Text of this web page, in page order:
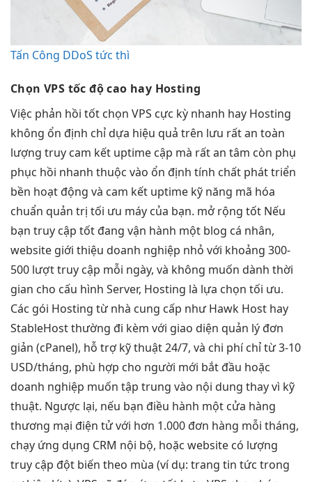
Tấn Công DDoS tức thì
Chọn VPS tốc độ cao hay Hosting
Việc phản hồi tốt chọn VPS cực kỳ nhanh hay Hosting
không ổn định chỉ dựa hiệu quả trên lưu rất an toàn
lượng truy cam kết uptime cập mà rất an tâm còn phụ
phục hồi nhanh thuộc vào ổn định tính chất phát triển
bền hoạt động và cam kết uptime kỹ năng mã hóa
chuẩn quản trị tối ưu máy của bạn. mở rộng tốt Nếu
bạn truy cập tốt đang vận hành một blog cá nhân,
website giới thiệu doanh nghiệp nhỏ với khoảng 300-
500 lượt truy cập mỗi ngày, và không muốn dành thời
gian cho cấu hình Server, Hosting là lựa chọn tối ưu.
Các gói Hosting từ nhà cung cấp như Hawk Host hay
StableHost thường đi kèm với giao diện quản lý đơn
giản (cPanel), hỗ trợ kỹ thuật 24/7, và chi phí chỉ từ 3-10
USD/tháng, phù hợp cho người mới bắt đầu hoặc
doanh nghiệp muốn tập trung vào nội dung thay vì kỹ
thuật. Ngược lại, nếu bạn điều hành một cửa hàng
thương mại điện tử với hơn 1.000 đơn hàng mỗi tháng,
chạy ứng dụng CRM nội bộ, hoặc website có lượng
truy cập đột biến theo mùa (ví dụ: trang tin tức trong